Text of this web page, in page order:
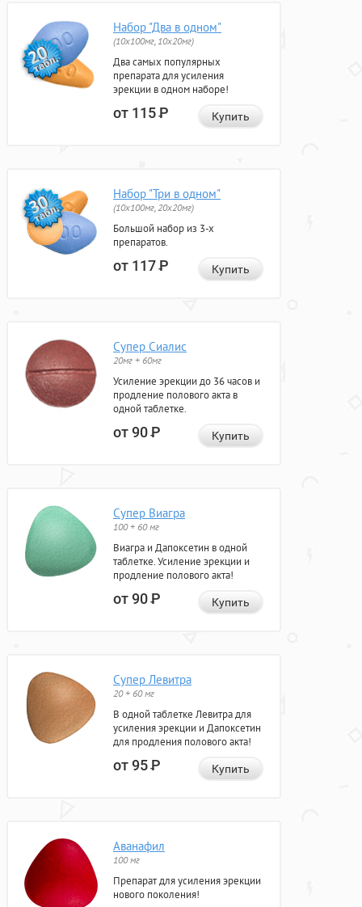
Набор "Два в одном"
(10x100мг, 10x20мг)
Два самых популярных
препарата для усиления
эрекции в одном наборе!
от 115Р Купить
Набор "Три в одном"
(10x100мг, 20x20мг)
Большой набор из 3-х
препаратов.
от 117Р Купить
Супер Сиалис
20мг + 60мг
Усиление эрекции до 36 часов и
продление полового акта в
одной таблетке.
от 90Р Купить
Супер Виагра
100 + 60 мг
Виагра и Дапоксетин в одной
таблетке. Усиление эрекции и
продление полового акта!
от 90Р Купить
Супер Левитра
20 + 60 мг
В одной таблетке Левитра для
усиления эрекции и Дапоксетин
для продления полового акта!
от 95Р Купить
Аванафил
100 мг
Препарат для усиления эрекции
нового поколения!